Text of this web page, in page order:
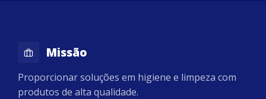
Missão
Proporcionar soluções em higiene e limpeza com
produtos de alta qualidade.